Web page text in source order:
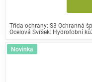
Třída ochrany: S3 Ochranná
Ocelová Svršek: Hydrofobní
Novinka